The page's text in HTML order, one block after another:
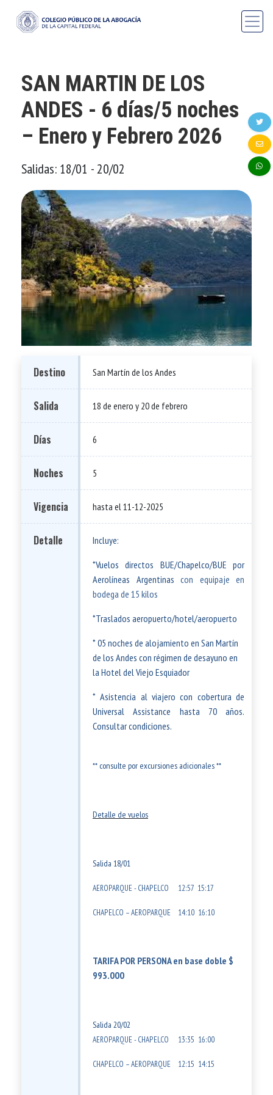
SAN MARTIN DE LOS
ANDES - 6 días/5 noches
– Enero y Febrero 2026
Salidas: 18/01 - 20/02
Destino San Martín de los Andes
Salida 18 de enero y 20 de febrero
Días 6
Noches 5
Vigencia hasta el 11-12-2025
Detalle
Incluye:
*Vuelos directos BUE/Chapelco/BUE por
Aerolíneas Argentinas con equipaje en
bodega de 15 kilos
*Traslados aeropuerto/hotel/aeropuerto
* 05 noches de alojamiento en San Martín
de los Andes con régimen de desayuno en
la Hotel del Viejo Esquiador
* Asistencia al viajero con cobertura de
Universal Assistance hasta 70 años.
Consultar condiciones.
** consulte por excursiones adicionales **
Detalle de vuelos
Salida 18/01
AEROPARQUE - CHAPELCO 12:57 15:17
CHAPELCO – AEROPARQUE 14:10 16:10
TARIFA POR PERSONA en base doble $
993.000
Salida 20/02
AEROPARQUE - CHAPELCO
13:35 16:00
CHAPELCO – AEROPARQUE 12:15 14:15